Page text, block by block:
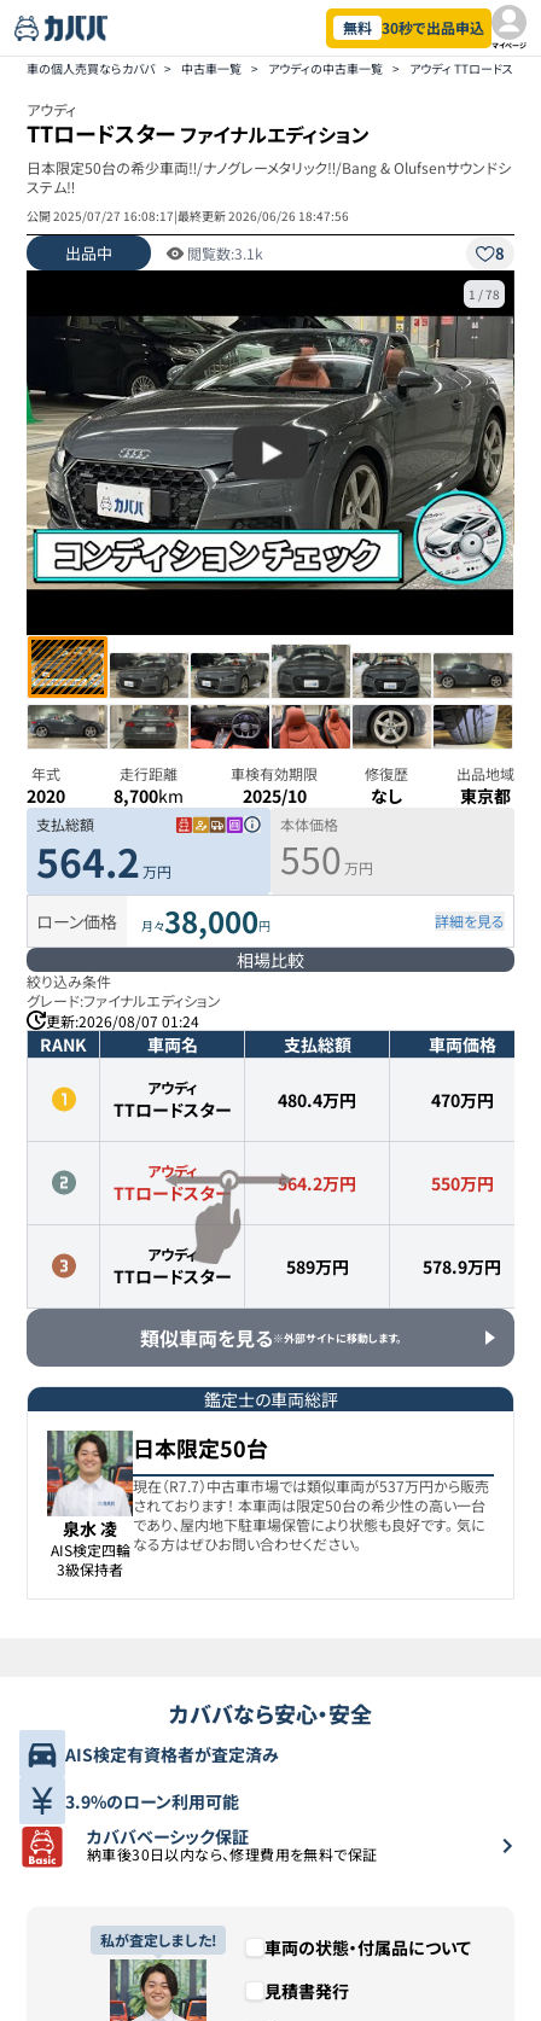
無料 30秒で出品申込
マイページ
車の個人売買ならカババ > 中古車一覧 > アウディの中古車一覧 > アウディ TTロードスタ
アウディ
TTロードスター ファイナルエディション
日本限定50台の希少車両‼︎/ナノグレーメタリック‼︎/Bang & Olufsenサウンドシ
ステム‼︎
公開2025/07/27 16:08:17|最終更新2026/06/26 18:47:56
出品中 閲覧数:3.1k 8
1 /78
年式
2020
走行距離
8,700km
車検有効期限
2025/10
修復歴
なし
出品地域
東京都
支払総額
564.2 万円
本体価格
550 万円
ローン価格 月々38,000円 詳細を見る
相場比較
絞り込み条件
グレード:ファイナルエディション
更新:2026/08/07 01:24
RANK 車両名 支払総額 車両価格
アウディ
TTロードスター 480.4万円 470万円
アウディ
TTロードスター 564.2万円 550万円
アウディ
TTロードスター 589万円 578.9万円
類似車両を見る※外部サイトに移動します。
鑑定士の車両総評
泉水 凌
AIS検定四輪
3級保持者
日本限定50台
現在（R7.7）中古車市場では類似車両が537万円から販売
されております！ 本車両は限定50台の希少性の高い一台
であり、屋内地下駐車場保管により状態も良好です。 気に
なる方はぜひお問い合わせください。
カババなら安心・安全
AIS検定有資格者が査定済み
3.9%のローン利用可能
カババベーシック保証
納車後30日以内なら、修理費用を無料で保証
私が査定しました!
車両の状態・付属品について
見積書発行